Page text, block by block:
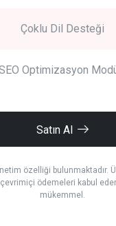
Çoklu Dil Desteği
Optimizasyon
Satın Al
özelliği bulunmaktadır.
ödemeleri kabul
mükemmel.